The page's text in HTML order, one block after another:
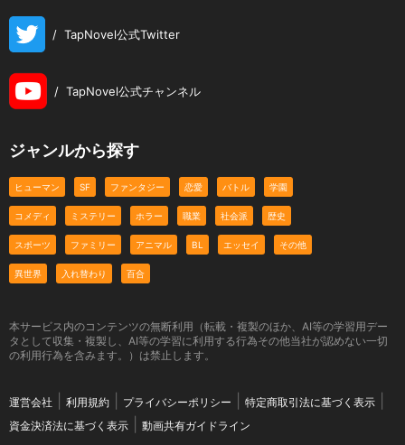
/ TapNovel公式Twitter
/ TapNovel公式チャンネル
ジャンルから探す
ヒューマン SF ファンタジー 恋愛 バトル 学園
コメディ ミステリー ホラー 職業 社会派 歴史
スポーツ ファミリー アニマル BL エッセイ その他
異世界 入れ替わり 百合
本サービス内のコンテンツの無断利用（転載・複製のほか、AI等の学習用デー
タとして収集・複製し、AI等の学習に利用する行為その他当社が認めない一切
の利用行為を含みます。）は禁止します。
運営会社 利用規約 プライバシーポリシー
特定商取引法に基づく表示
資金決済法に基づく表示
動画共有ガイドライン